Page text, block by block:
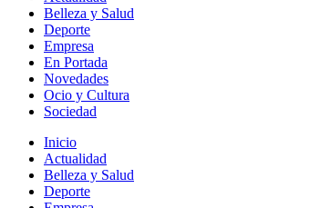
Belleza y Salud
Deporte
Empresa
En Portada
Novedades
Ocio y Cultura
Sociedad
Inicio
Actualidad
Belleza y Salud
Deporte